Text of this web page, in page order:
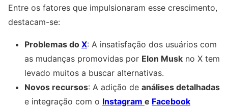
Entre os fatores que impulsionaram esse crescimento,
destacam-se:
Problemas do X: A insatisfação dos usuários com
as mudanças promovidas por Elon Musk no X tem
levado muitos a buscar alternativas.
Novos recursos: A adição de análises detalhadas
e integração com o Instagram e Facebook